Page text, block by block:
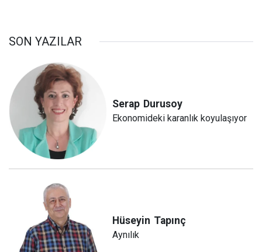
SON YAZILAR
Serap Durusoy
Ekonomideki karanlık koyulaşıyor
Hüseyin Tapınç
Aynılık